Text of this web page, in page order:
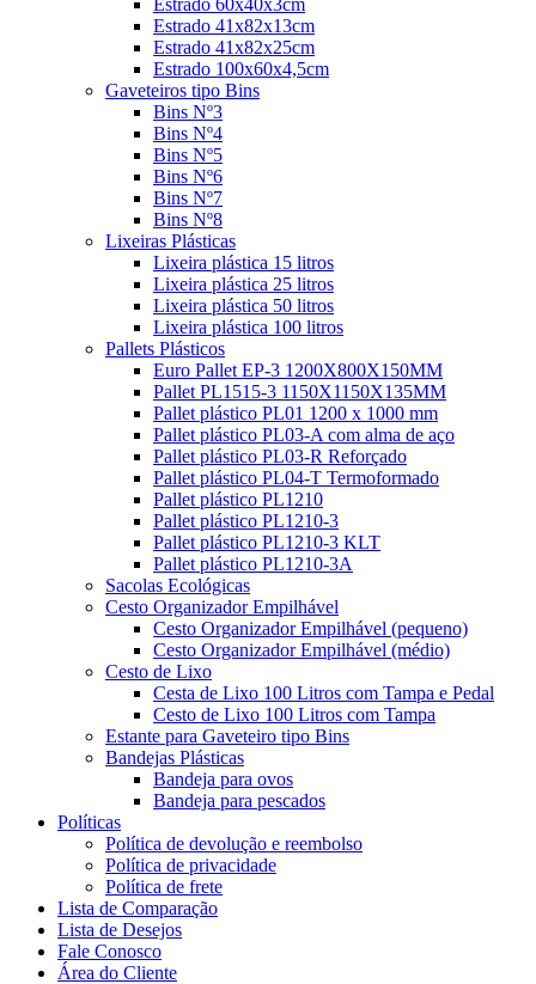
Estrado 60x40x3cm
Estrado 41x82x13cm
Estrado 41x82x25cm
Estrado 100x60x4,5cm
Gaveteiros tipo Bins
Bins Nº3
Bins Nº4
Bins Nº5
Bins Nº6
Bins Nº7
Bins Nº8
Lixeiras Plásticas
Lixeira plástica 15 litros
Lixeira plástica 25 litros
Lixeira plástica 50 litros
Lixeira plástica 100 litros
Pallets Plásticos
Euro Pallet EP-3 1200X800X150MM
Pallet PL1515-3 1150X1150X135MM
Pallet plástico PL01 1200 x 1000 mm
Pallet plástico PL03-A com alma de aço
Pallet plástico PL03-R Reforçado
Pallet plástico PL04-T Termoformado
Pallet plástico PL1210
Pallet plástico PL1210-3
Pallet plástico PL1210-3 KLT
Pallet plástico PL1210-3A
Sacolas Ecológicas
Cesto Organizador Empilhável
Cesto Organizador Empilhável (pequeno)
Cesto Organizador Empilhável (médio)
Cesto de Lixo
Cesta de Lixo 100 Litros com Tampa e Pedal
Cesto de Lixo 100 Litros com Tampa
Estante para Gaveteiro tipo Bins
Bandejas Plásticas
Bandeja para ovos
Bandeja para pescados
Políticas
Política de devolução e reembolso
Política de privacidade
Política de frete
Lista de Comparação
Lista de Desejos
Fale Conosco
Área do Cliente